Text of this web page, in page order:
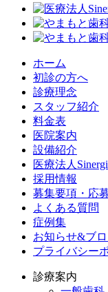
ホーム
初診の方へ
診療理念
スタッフ紹介
料金表
医院案内
設備紹介
医療法人
採用情報
募集要項・応
よくある質問
症例集
お知らせ&ブ
プライバシー
診療案内